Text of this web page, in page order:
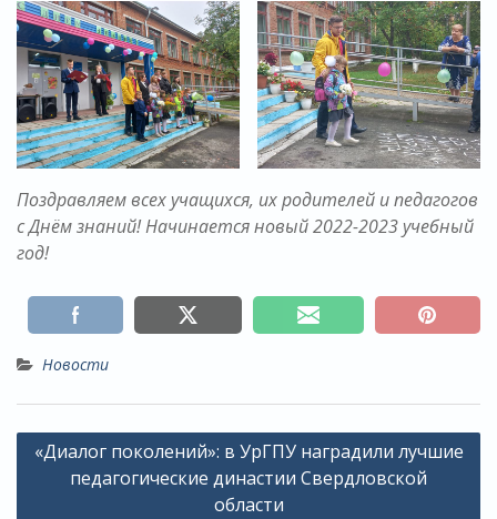
Поздравляем всех учащихся, их родителей и педагогов
с Днём знаний! Начинается новый 2022-2023 учебный
год!
Новости
Навигация
«Диалог поколений»: в УрГПУ наградили лучшие
педагогические династии Свердловской
области